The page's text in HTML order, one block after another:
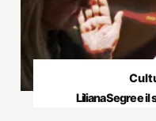
Liliana Segre e